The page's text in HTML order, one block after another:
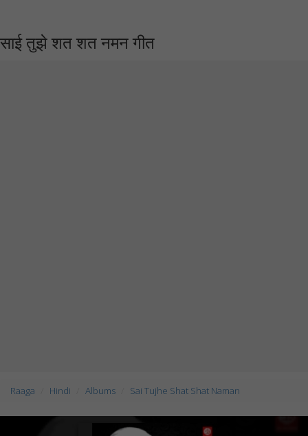
साई तुझे शत शत नमन गीत
Raaga Hindi Albums Sai Tujhe Shat Shat Naman